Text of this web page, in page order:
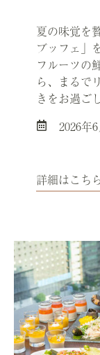
夏の味覚を
ブッフェ」
フルーツの
ら、まるで
きをお過ご
2026年
詳細はこち